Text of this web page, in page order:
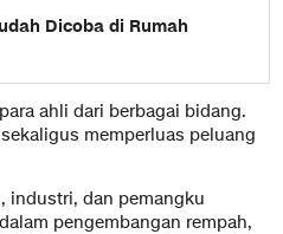
Dicoba di Rumah
ahli dari berbagai bidang.
memperluas peluang
industri, dan pemangku
pengembangan rempah,